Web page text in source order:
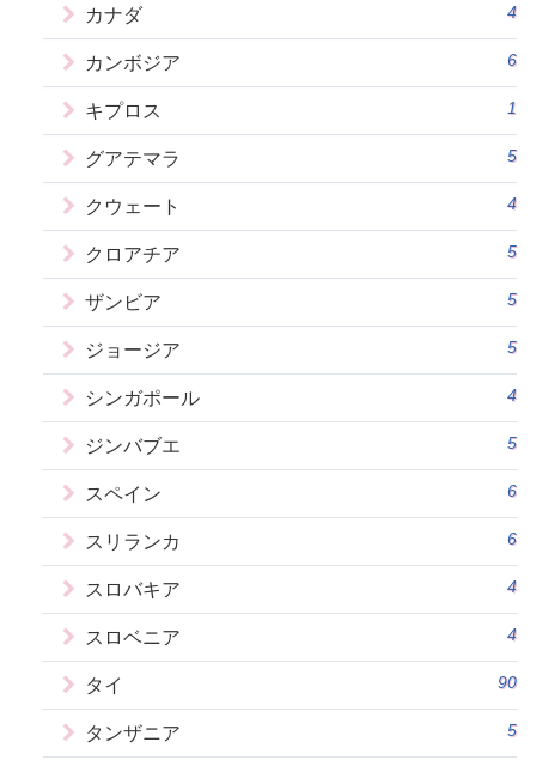
カナダ 4
カンボジア 6
キプロス 1
グアテマラ 5
クウェート 4
クロアチア 5
ザンビア 5
ジョージア 5
シンガポール 4
ジンバブエ 5
スペイン 6
スリランカ 6
スロバキア 4
スロベニア 4
タイ 90
タンザニア 5